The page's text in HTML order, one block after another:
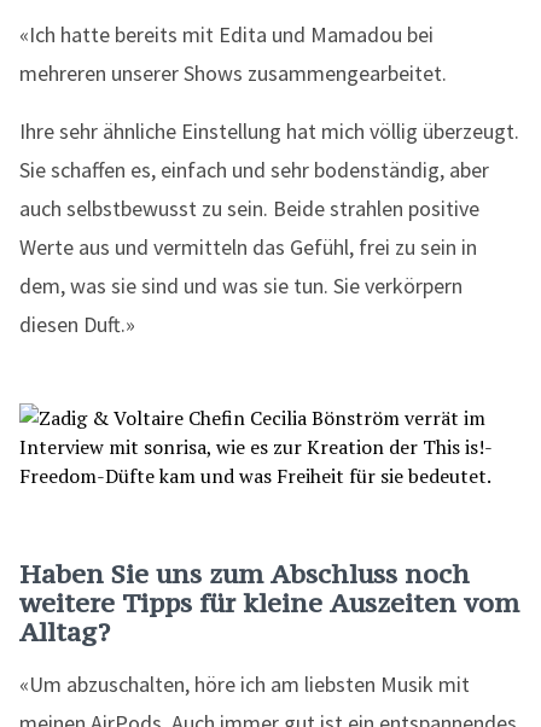
«Ich hatte bereits mit Edita und Mamadou bei
mehreren unserer Shows zusammengearbeitet.
Ihre sehr ähnliche Einstellung hat mich völlig überzeugt.
Sie schaffen es, einfach und sehr bodenständig, aber
auch selbstbewusst zu sein. Beide strahlen positive
Werte aus und vermitteln das Gefühl, frei zu sein in
dem, was sie sind und was sie tun. Sie verkörpern
diesen Duft.»
Haben Sie uns zum Abschluss noch
weitere Tipps für kleine Auszeiten vom
Alltag?
«Um abzuschalten, höre ich am liebsten Musik mit